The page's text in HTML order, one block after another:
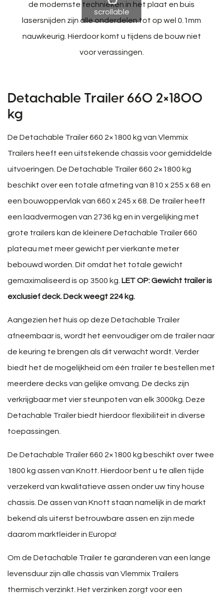
de modernste technieken in het plaat en buis
lasersnijden zijn alle onderdelen tot op wel 0.1mm
nauwkeurig. Hierdoor komt u tijdens de bouw niet
voor verassingen.
scrollable
Detachable Trailer 660 2×1800
kg
De Detachable Trailer 660 2×1800 kg van Vlemmix
Trailers heeft een uitstekende chassis voor gemiddelde
uitvoeringen. De Detachable Trailer 660 2×1800 kg
beschikt over een totale afmeting van 810 x 255 x 68 en
een bouwoppervlak van 660 x 245 x 68. De trailer heeft
een laadvermogen van 2736 kg en in vergelijking met
grote trailers kan de kleinere Detachable Trailer 660
plateau met meer gewicht per vierkante meter
bebouwd worden. Dit omdat het totale gewicht
gemaximaliseerd is op 3500 kg. LET OP: Gewicht trailer is
exclusief deck. Deck weegt 224 kg.
Aangezien het huis op deze Detachable Trailer
afneembaar is, wordt het eenvoudiger om de trailer naar
de keuring te brengen als dit verwacht wordt. Verder
biedt het de mogelijkheid om één trailer te bestellen met
meerdere decks van gelijke omvang. De decks zijn
verkrijgbaar met vier steunpoten van elk 3000kg. Deze
Detachable Trailer biedt hierdoor flexibiliteit in diverse
toepassingen.
De Detachable Trailer 660 2×1800 kg beschikt over twee
1800 kg assen van Knott. Hierdoor bent u te allen tijde
verzekerd van kwalitatieve assen onder uw tiny house
chassis. De assen van Knott staan namelijk in de markt
bekend als uiterst betrouwbare assen en zijn mede
daarom marktleider in Europa!
Om de Detachable Trailer te garanderen van een lange
levensduur zijn alle chassis van Vlemmix Trailers
thermisch verzinkt. Het verzinken zorgt voor een